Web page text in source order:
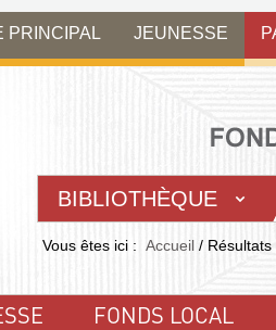
PRINCIPAL JEUNESSE
BIBLIOTHÈQUE
Vous êtes ici : Accueil /
FONDS LOCAL